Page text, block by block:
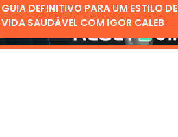
GUIA DEFINITIVO PARA UM ESTILO DE
VIDA SAUDÁVEL COM IGOR CALEB